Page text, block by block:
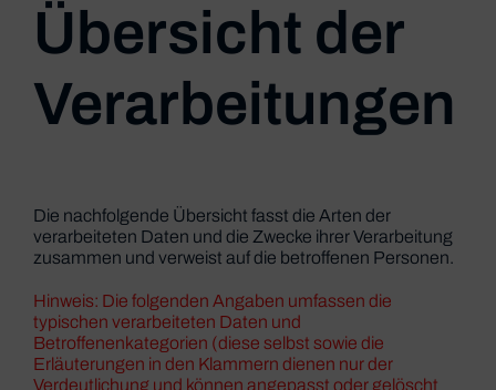
Übersicht der
Verarbeitungen
Die nachfolgende Übersicht fasst die Arten der
verarbeiteten Daten und die Zwecke ihrer Verarbeitung
zusammen und verweist auf die betroffenen Personen.
Hinweis: Die folgenden Angaben umfassen die
typischen verarbeiteten Daten und
Betroffenenkategorien (diese selbst sowie die
Erläuterungen in den Klammern dienen nur der
Verdeutlichung und können angepasst oder gelöscht